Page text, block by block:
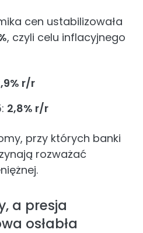
cen ustabilizowała
, czyli celu inflacyjnego
r/r
2,8% r/r
przy których banki
rozważać
a presja
osłabła